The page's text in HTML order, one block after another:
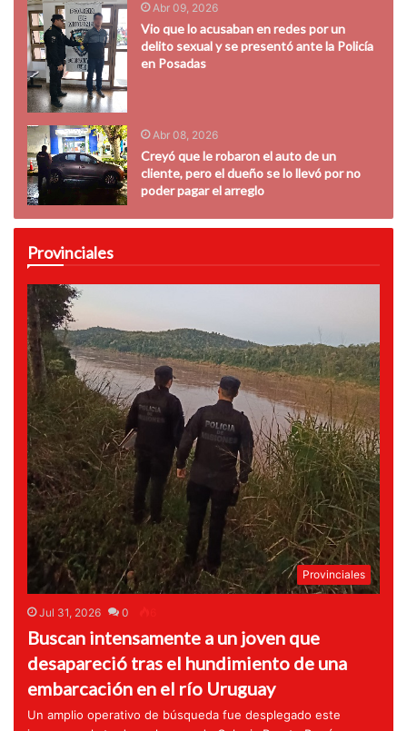
Abr 09, 2026
Vio que lo acusaban en redes por un
delito sexual y se presentó ante la Policía
en Posadas
Abr 08, 2026
Creyó que le robaron el auto de un
cliente, pero el dueño se lo llevó por no
poder pagar el arreglo
Provinciales
Provinciales
Jul 31, 2026 0
Buscan intensamente a un joven que
desapareció tras el hundimiento de una
embarcación en el río Uruguay
Un amplio operativo de búsqueda fue desplegado este